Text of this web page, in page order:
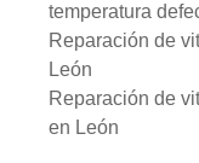
temperatura
Reparación de
León
Reparación de
en León